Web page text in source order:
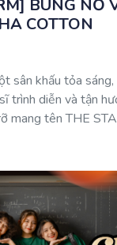
BÙNG NỔ
COTTON
sân khấu tỏa sáng,
trình diễn và tận
mang tên THE